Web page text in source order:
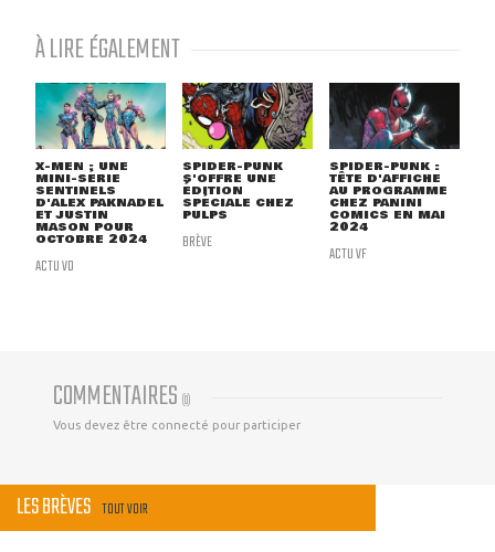
À LIRE ÉGALEMENT
X-MEN : UNE
MINI-SÉRIE
SENTINELS
D'ALEX PAKNADEL
ET JUSTIN
MASON POUR
OCTOBRE 2024
ACTU VO
SPIDER-PUNK
S'OFFRE UNE
ÉDITION
SPÉCIALE CHEZ
PULPS
BRÈVE
SPIDER-PUNK :
TÊTE D'AFFICHE
AU PROGRAMME
CHEZ PANINI
COMICS EN MAI
2024
ACTU VF
COMMENTAIRES (0)
Vous devez être connecté pour participer
LES BRÈVES TOUT VOIR